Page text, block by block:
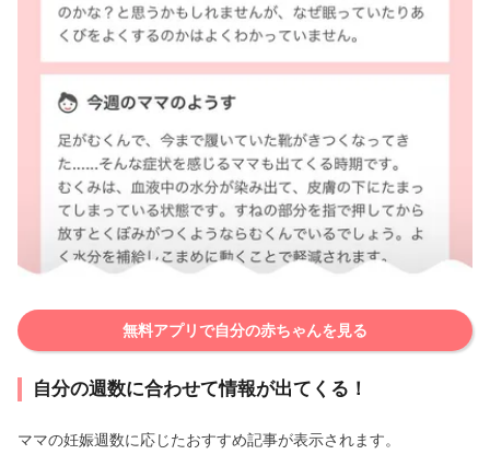
無料アプリで自分の赤ちゃんを見る
自分の週数に合わせて情報が出てくる！
ママの妊娠週数に応じたおすすめ記事が表示されます。